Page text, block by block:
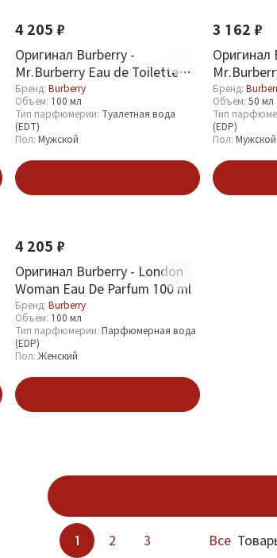
4 205 ₽
Оригинал Burberry -
Mr.Burberry Eau de Toilette
100 ml
Бренд: Burberry
Объём: 100 мл
Тип парфюмерии: Туалетная вода
(EDT)
Пол: Мужской
3 162 ₽
Оригинал
ml
Бренд:
Объём: 50 мл
Тип
(EDP)
Пол: Мужской
4 205 ₽
Оригинал Burberry - London
Woman Eau De Parfum 100 ml
Бренд: Burberry
Объём: 100 мл
Тип парфюмерии: Парфюмерная вода
(EDP)
Пол: Женский
1 2 3 Все